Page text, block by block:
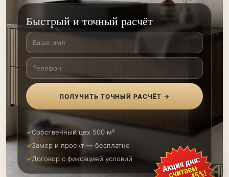
Быстрый и точный расчёт
ПОЛУЧИТЬ ТОЧНЫЙ РАСЧЁТ →
Собственный цех 500 м²
Замер и проект — бесплатно
Договор с фиксацией условий